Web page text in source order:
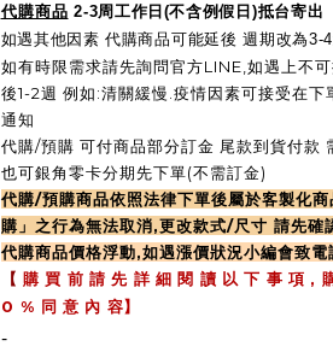
代購商品 2-3周工作日(不含例假日)抵台寄出
如遇其他因素 代購商品可能延後 週期改為3-
如有時限需求請先詢問官方LINE,如遇上不
後1-2週 例如:清關緩慢.疫情因素可接受在下
通知
代購/預購 可付商品部分訂金 尾款到貨付款
也可銀角零卡分期先下單(不需訂金)
代購/預購商品依照法律下單後屬於客製化
購」之行為無法取消,更改款式/尺寸 請先確
代購商品價格浮動,如遇漲價狀況小編會致
【 購 買 前 請 先 詳 細 閱 讀 以 下 事 項 ,
0 % 同 意 內 容】
-